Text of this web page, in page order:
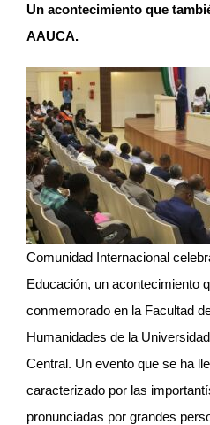
Un acontecimiento que
AAUCA.
Comunidad Internacional
Educación, un acontecimiento
conmemorado en la Facultad
Humanidades de la
Central. Un evento que se ha
caracterizado por las
pronunciadas por grandes